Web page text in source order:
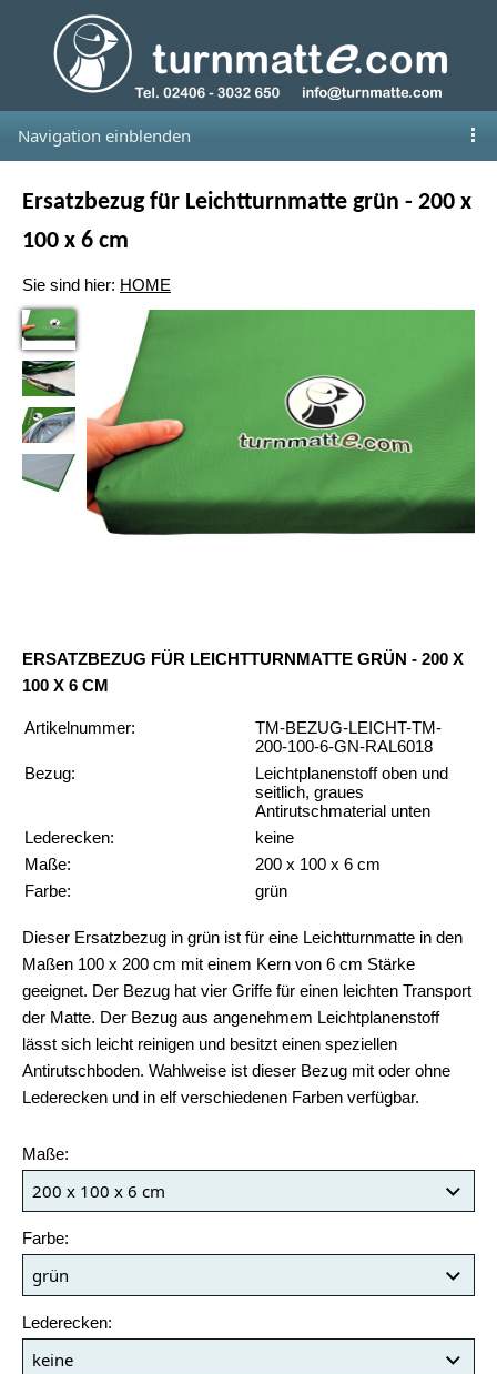
Navigation einblenden
Ersatzbezug für Leichtturnmatte grün - 200 x
100 x 6 cm
Sie sind hier: HOME
ERSATZBEZUG FÜR LEICHTTURNMATTE GRÜN - 200 X
100 X 6 CM
Artikelnummer:
TM-BEZUG-LEICHT-TM-
200-100-6-GN-RAL6018
Bezug:
Leichtplanenstoff oben und
seitlich, graues
Antirutschmaterial unten
Lederecken:
keine
Maße:
200 x 100 x 6 cm
Farbe:
grün
Dieser Ersatzbezug in grün ist für eine Leichtturnmatte in den
Maßen 100 x 200 cm mit einem Kern von 6 cm Stärke
geeignet. Der Bezug hat vier Griffe für einen leichten Transport
der Matte. Der Bezug aus angenehmem Leichtplanenstoff
lässt sich leicht reinigen und besitzt einen speziellen
Antirutschboden. Wahlweise ist dieser Bezug mit oder ohne
Lederecken und in elf verschiedenen Farben verfügbar.
Maße:
Farbe:
Lederecken: